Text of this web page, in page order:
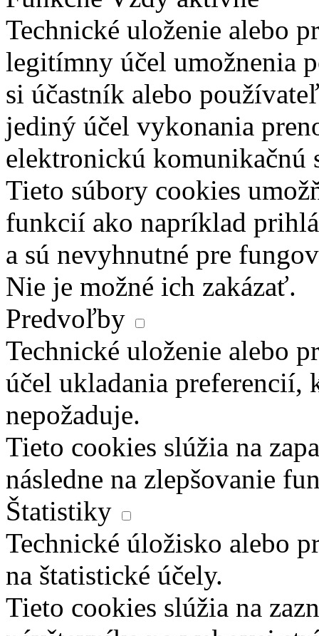
Technické uloženie alebo
legitímny účel umožnenia
si účastník alebo
jediný účel vykonania
elektronickú komunikačnú
Tieto súbory cookies
funkcií ako napríklad
a sú nevyhnutné pre
Nie je možné ich zakázať.
Predvoľby
Technické uloženie alebo
účel ukladania preferencií,
nepožaduje.
Tieto cookies slúžia na
následne na zlepšovanie
Štatistiky
Technické úložisko alebo
na štatistické účely.
Tieto cookies slúžia na